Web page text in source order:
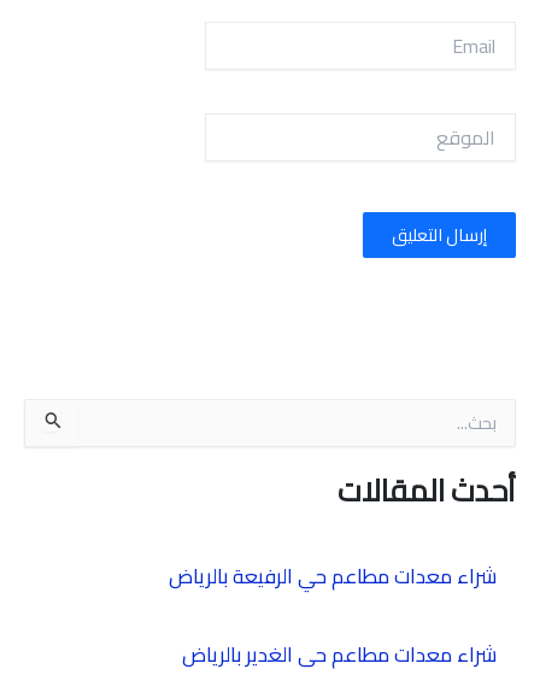
Email
الموقع
ح
ث
أحدث المقالات
شراء معدات مطاعم حي الرفيعة بالرياض
شراء معدات مطاعم حى الغدير بالرياض